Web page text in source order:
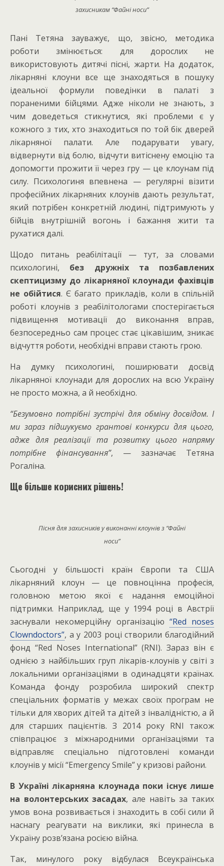
захисникам “Файні носи”
Пані Тетяна зауважує, що, звісно, методика
роботи змінюється: для дорослих не
використовують дитячі пісні, жарти. На додаток,
лікарняні клоуни все ще знаходяться в пошуку
ідеальної формули поведінки в палаті з
пораненими бійцями. Адже ніколи не знають, з
чим доведеться стикнутися, які проблеми є у
кожного з тих, хто знаходиться по той бік дверей
лікарняної палати. Але подарувати увагу,
відвернути від болю, відчути витіснену емоцію та
допомогти прожити її через гру — це клоунам під
силу. Психологиня впевнена — регулярні візити
професійних лікарняних клоунів дають результат,
який потрібен конкретній людині, підтримують у
бійців внутрішній вогонь і бажання жити та
рухатися далі.
Щодо питань реабілітації — тут, за словами
психологині, без дружніх та позбавлених
скептицизму до лікарняної клоунади фахівців
не обійтися. Є багато прикладів, коли в спільній
роботі клоунів з реабілітологами спостерігається
підвищення мотивації до виконання вправ,
безпосередньо сам процес стає цікавішим, зникає
відчуття роботи, необхідні вправи стають грою.
На думку психологині, поширювати досвід
лікарняної клоунади для дорослих на всю Україну
не просто можна, а й необхідно.
“Безумовно потрібні зустрічі для обміну досвідом. І
ми зараз підшукуємо грантові конкурси для цього,
адже для реалізації та розвитку цього напряму
потрібне фінансування”, — зазначає Тетяна
Рогаліна.
Ще більше корисних рішень!
Пісня для захисників у виконанні клоунів з “Файні
носи”
Сьогодні у більшості країн Європи та США
лікарняний клоун — це повноцінна професія,
головною метою якої є надання емоційної
підтримки. Наприклад, ще у 1994 році в Австрії
заснували некомерційну організацію “Red noses
Clowndoctors”, а у 2003 році створили благодійний
фонд “Red Noses International” (RNI). Зараз він є
однією з найбільших груп лікарів-клоунів у світі з
локальними організаціями в одинадцяти країнах.
Команда фонду розробила широкий спектр
спеціальних форматів у межах своїх програм не
тільки для хворих дітей та дітей з інвалідністю, а й
для старших пацієнтів. З 2014 року RNI також
співпрацює з міжнародними організаціями та
відправляє спеціально підготовлені команди
клоунів у місії “Emergency Smile” у кризові райони.
В Україні лікарняна клоунада поки існує лише
на волонтерських засадах, але навіть за таких
умов вона розвивається і знаходить в собі сили й
наснагу реагувати на виклики, які принесла в
Україну розвʼязана росією війна.
Так, минулого року відбулася Всеукраїнська